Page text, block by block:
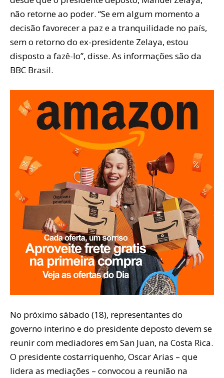
não retorne ao poder. “Se em algum momento a
decisão favorecer a paz e a tranquilidade no país,
sem o retorno do ex-presidente Zelaya, estou
disposto a fazê-lo”, disse. As informações são da
BBC Brasil.
No próximo sábado (18), representantes do
governo interino e do presidente deposto devem se
reunir com mediadores em San Juan, na Costa Rica.
O presidente costarriquenho, Oscar Arias – que
lidera as mediações – convocou a reunião na